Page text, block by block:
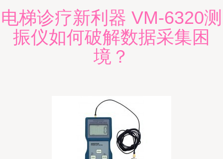
电梯诊疗新利器 VM-6320测
振仪如何破解数据采集困
境？